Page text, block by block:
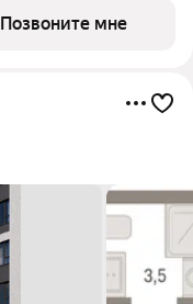
гостиной и
Позвоните мне